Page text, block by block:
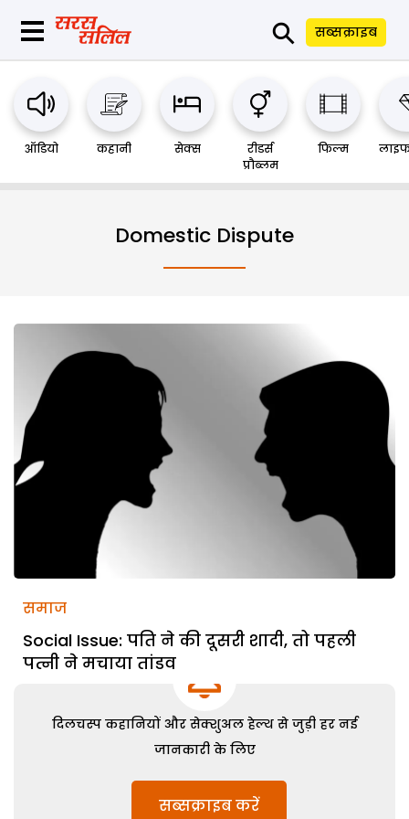
⚲ सब्सक्राइब
ऑडियो कहानी सेक्स
रीडर्स
प्रौब्लम
फिल्म
Domestic Dispute
समाज
Social Issue: पति ने की दूसरी शादी, तो पहली
पत्नी ने मचाया तांडव
दिलचस्प कहानियों और सेक्शुअल हेल्थ से जुड़ी हर नई
जानकारी के लिए
सब्सक्राइब करें